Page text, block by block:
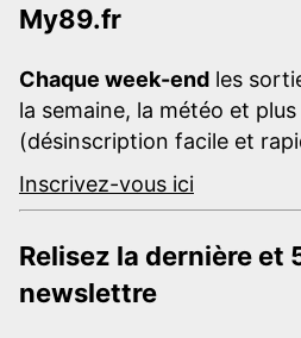
My89.fr
Chaque week-end les
la semaine, la météo et
(désinscription facile et
Inscrivez-vous ici
Relisez la dernière et
newslettre